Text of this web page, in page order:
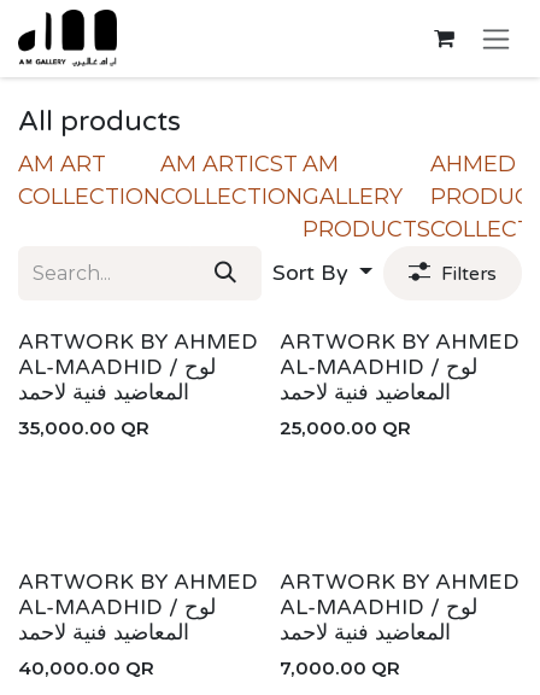
Skip to Content
All products
AM ART
COLLECTION
AM ARTICST
COLLECTION
AM
GALLERY
PRODUCTS
AHMED
Sort By
Filters
ARTWORK BY AHMED
AL-MAADHID / لوح
المعاضيد فنية لاحمد
35,000.00 QR
ARTWORK BY AHMED
AL-MAADHID / لوح
المعاضيد فنية لاحمد
25,000.00 QR
ARTWORK BY AHMED
AL-MAADHID / لوح
المعاضيد فنية لاحمد
40,000.00 QR
ARTWORK BY AHMED
AL-MAADHID / لوح
المعاضيد فنية لاحمد
7,000.00 QR